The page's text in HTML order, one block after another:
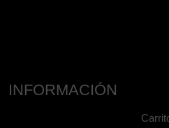
INFORMACIÓN